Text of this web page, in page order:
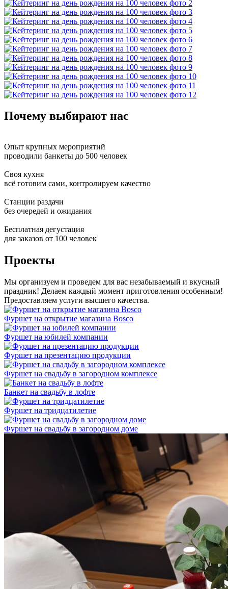
Почему выбирают нас
Опыт крупных мероприятий
проводили банкеты до 500 человек
Своя кухня
всё готовим сами, контролируем качество
Станции раздачи
без очередей и ожидания
Бесплатная дегустация
для заказов от 100 человек
Проекты
Мы организуем и проведем для вас незабываемый и вкусный
праздник! Делаем каждый момент приготовления особенным!
Предоставляем услуги высшего качества.
Фуршет на открытие магазина Bosco
Фуршет на юбилей компании
Фуршет на презентацию продукции
Фуршет на свадьбу в загородном комплексе
Банкет на свадьбу в лофте
Фуршет на тридцатилетие
Фуршет на свадьбу в загородном доме